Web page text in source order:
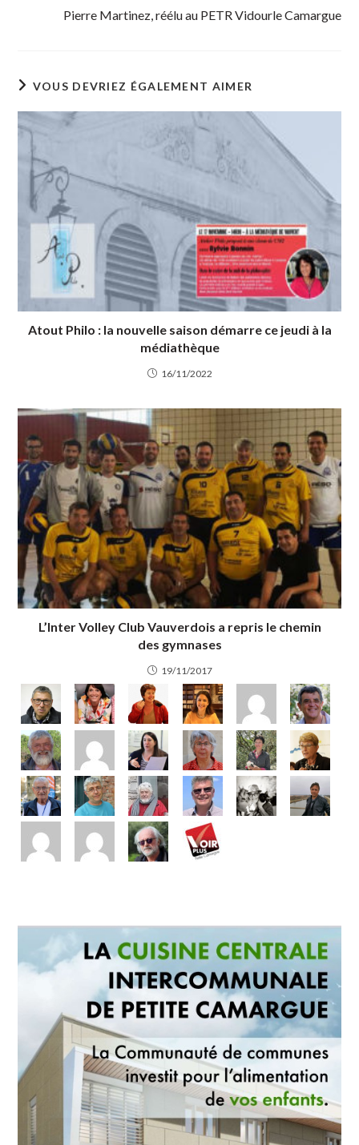
Pierre Martinez, réélu au PETR Vidourle Camargue
VOUS DEVRIEZ ÉGALEMENT AIMER
Atout Philo : la nouvelle saison démarre ce jeudi à la
médiathèque
16/11/2022
L’Inter Volley Club Vauverdois a repris le chemin
des gymnases
19/11/2017